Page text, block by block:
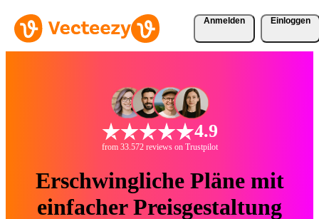
Anmelden Einloggen
4.9
from 33.572 reviews on Trustpilot
Erschwingliche Pläne mit
einfacher Preisgestaltung